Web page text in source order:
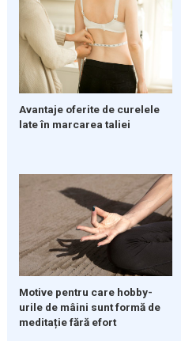
Avantaje oferite de curelele
late în marcarea taliei
Motive pentru care hobby-
urile de mâini sunt formă de
meditație fără efort